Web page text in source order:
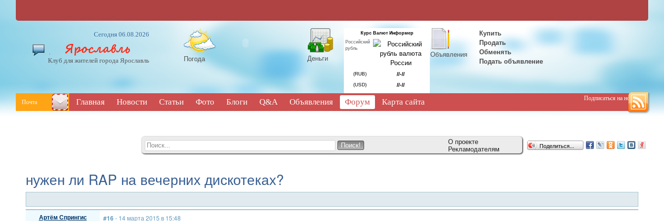
Сегодня 06.08.2026
Клуб для жителей города Ярославль Погода Деньги
Курс Валют Информер
Российский
рубль
(RUB) //-//
(USD) //-//
Объявления
Купить
Продать
Обменять
Подать объявление
Почта Главная Новости Статьи Фото Блоги Q&A Объявления Форум Карта сайта Подписаться на новости
О проекте
Рекламодателям Поделиться...
нужен ли RAP на вечерних дискотеках?
Артём Спрингис #16- 14 марта 2015 в 15:48